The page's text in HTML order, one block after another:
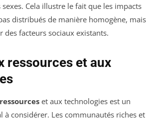
Cela illustre le fait que les impacts
distribués de manière homogène, mais
des facteurs sociaux existants.
ressources et aux
ressources et aux technologies est un
à considérer. Les communautés riches et